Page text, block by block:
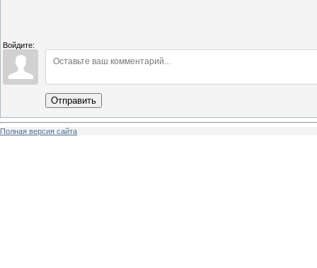
Войдите:
Отправить
Полная версия сайта